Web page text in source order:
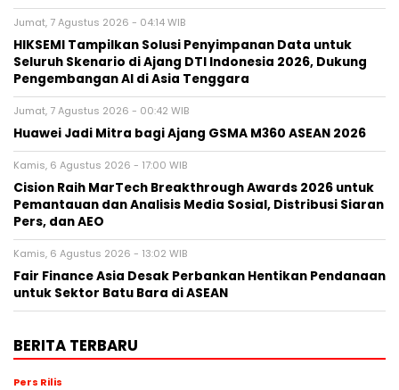
Jumat, 7 Agustus 2026 - 04:14 WIB
HIKSEMI Tampilkan Solusi Penyimpanan Data untuk
Seluruh Skenario di Ajang DTI Indonesia 2026, Dukung
Pengembangan AI di Asia Tenggara
Jumat, 7 Agustus 2026 - 00:42 WIB
Huawei Jadi Mitra bagi Ajang GSMA M360 ASEAN 2026
Kamis, 6 Agustus 2026 - 17:00 WIB
Cision Raih MarTech Breakthrough Awards 2026 untuk
Pemantauan dan Analisis Media Sosial, Distribusi Siaran
Pers, dan AEO
Kamis, 6 Agustus 2026 - 13:02 WIB
Fair Finance Asia Desak Perbankan Hentikan Pendanaan
untuk Sektor Batu Bara di ASEAN
BERITA TERBARU
Pers Rilis